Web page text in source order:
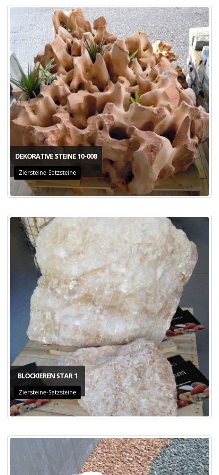
DEKORATIVE STEINE 10-008
Ziersteine-Setzsteine
BLOCKIEREN STAR 1
Ziersteine-Setzsteine